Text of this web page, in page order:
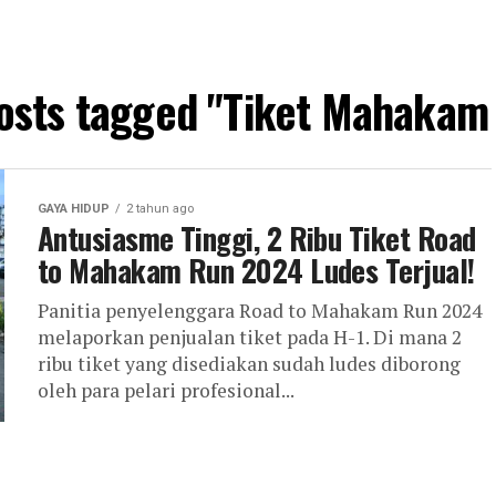
tagged "Tiket
GAYA HIDUP 2 tahun ago
Antusiasme Tinggi, 2 Ribu Tiket Road
to Mahakam Run 2024 Ludes Terjual!
Panitia penyelenggara Road to Mahakam Run 2024
melaporkan penjualan tiket pada H-1. Di mana 2
ribu tiket yang disediakan sudah ludes diborong
oleh para pelari profesional...